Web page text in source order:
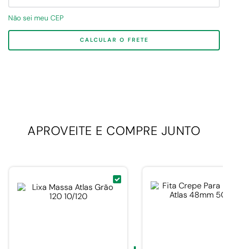
Não sei meu CEP
CALCULAR O FRETE
APROVEITE E COMPRE JUNTO